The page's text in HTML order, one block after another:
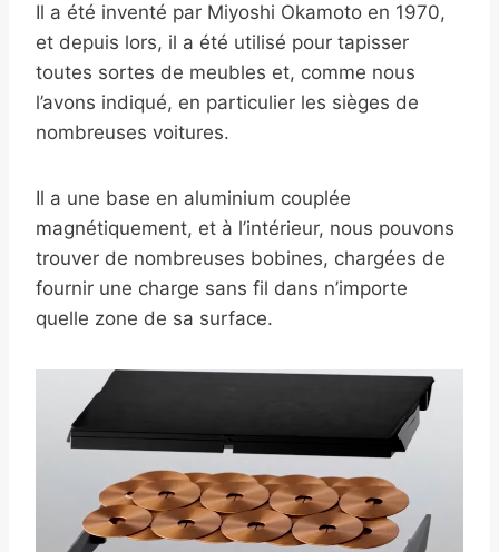
Il a été inventé par Miyoshi Okamoto en 1970,
et depuis lors, il a été utilisé pour tapisser
toutes sortes de meubles et, comme nous
l’avons indiqué, en particulier les sièges de
nombreuses voitures.
Il a une base en aluminium couplée
magnétiquement, et à l’intérieur, nous pouvons
trouver de nombreuses bobines, chargées de
fournir une charge sans fil dans n’importe
quelle zone de sa surface.